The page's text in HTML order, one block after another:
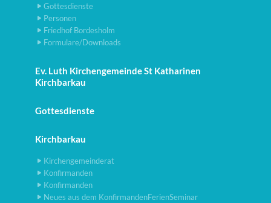
Gottesdienste
Personen
Friedhof Bordesholm
Formulare/Downloads
Ev. Luth Kirchengemeinde St Katharinen
Kirchbarkau
Gottesdienste
Kirchbarkau
Kirchengemeinderat
Konfirmanden
Konfirmanden
Neues aus dem KonfirmandenFerienSeminar